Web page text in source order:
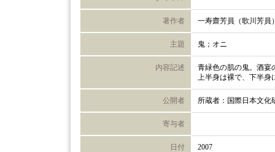
著作者 一寿齋芳員（歌川芳員
主題 鬼；オニ
内容記述
青緑色の肌の鬼。酒宴
上半身は裸で、下半身
公開者 所蔵者：国際日本文化
寄与者
日付 2007